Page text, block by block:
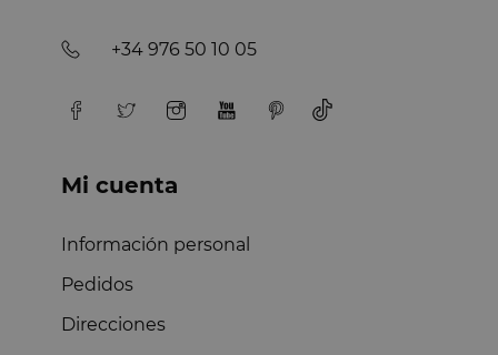
+34 976 50 10 05
Mi cuenta
Información personal
Pedidos
Direcciones